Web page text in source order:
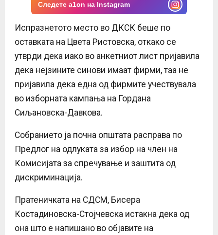
Следете a1on на Instagram
Испразнетото место во ДКСК беше по
оставката на Цвета Ристовска, откако се
утврди дека иако во анкетниот лист пријавила
дека нејзините синови имаат фирми, таа не
пријавила дека една од фирмите учествувала
во изборната кампања на Гордана
Сиљановска-Давкова.
Собранието ја почна општата расправа по
Предлог на одлуката за избор на член на
Комисијата за спречување и заштита од
дискриминација.
Пратеничката на СДСМ, Бисера
Костадиновска-Стојчевска истакна дека од
она што е напишано во објавите на